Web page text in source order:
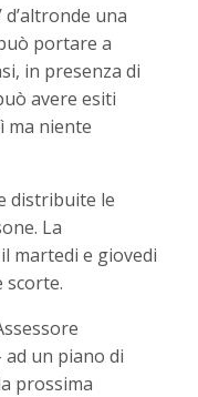
d’altronde una
portare a
in presenza di
avere esiti
ma niente
distribuite le
La
martedi e giovedi
scorte.
un piano di
prossima